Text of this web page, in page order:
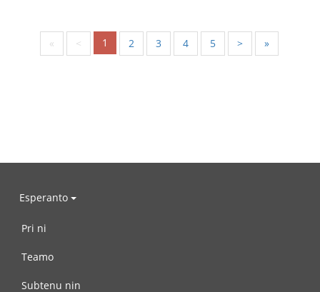
« < 1 2 3 4 5 > »
Esperanto
Pri ni
Teamo
Subtenu nin